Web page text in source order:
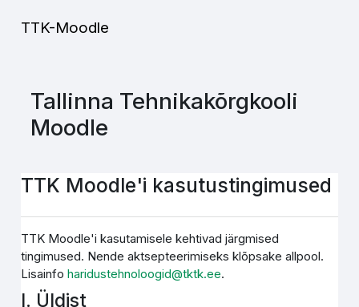
TTK-Moodle
Tallinna Tehnikakõrgkooli
Moodle
TTK Moodle'i kasutustingimused
TTK Moodle'i kasutamisele kehtivad järgmised
tingimused. Nende aktsepteerimiseks klõpsake allpool.
Lisainfoharidustehnoloogid@tktk.ee.
I. Üldist